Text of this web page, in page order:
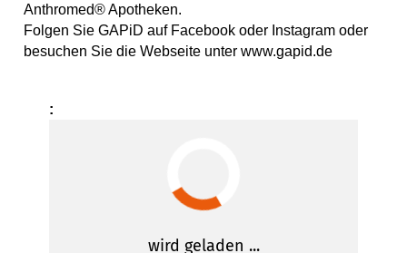
Anthromed® Apotheken.
Folgen Sie GAPiD auf Facebook oder Instagram oder
besuchen Sie die Webseite unter www.gapid.de